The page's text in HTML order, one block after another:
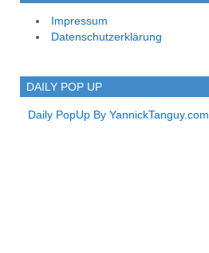
Impressum
Datenschutzerklärung
DAILY POP UP
Daily PopUp By YannickTanguy.com